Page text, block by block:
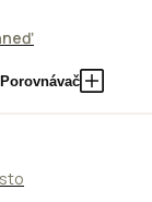
Porovnávač